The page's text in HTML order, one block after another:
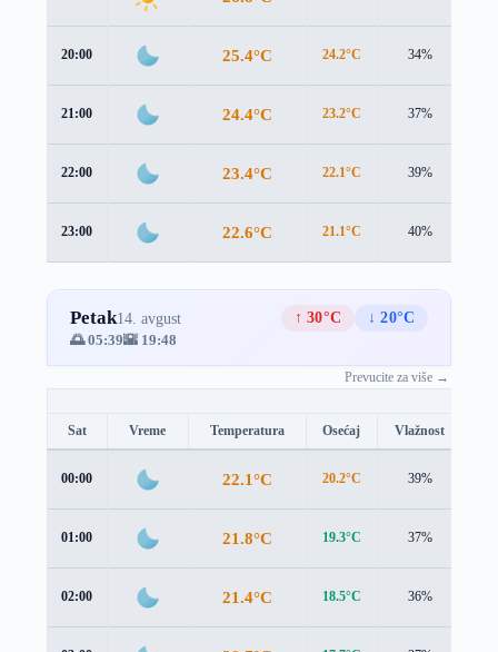
20:00 25.4°C 24.2°C 34%
21:00 24.4°C 23.2°C 37%
22:00 23.4°C 22.1°C 39%
23:00 22.6°C 21.1°C 40%
Petak14. avgust ↑ 30°C
↓ 20°C
🌅 05:39🌇 19:48
Prevucite za više →
Sat Vreme Temperatura Osećaj Vlažnost
00:00 22.1°C 20.2°C 39%
01:00 21.8°C 19.3°C 37%
02:00 21.4°C 18.5°C 36%